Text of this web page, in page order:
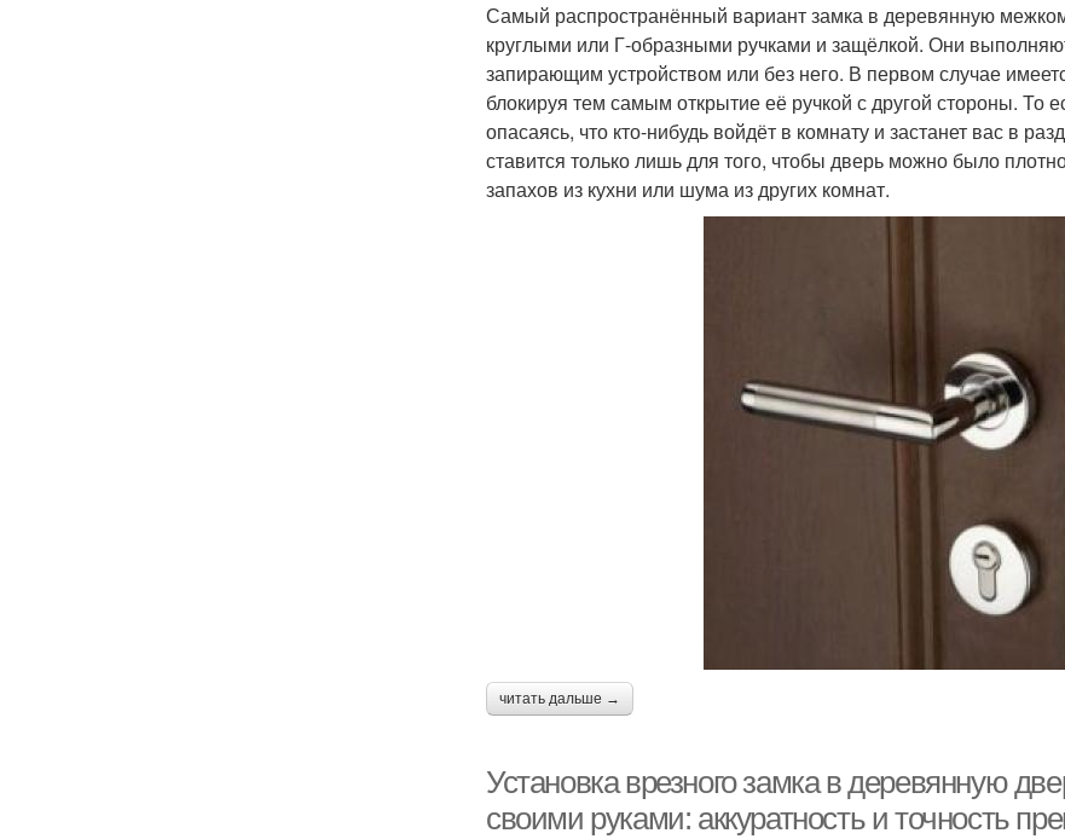
Самый распространённый вариант замка в деревянную
круглыми или Г-образными ручками и защёлкой. Они
запирающим устройством или без него. В первом случае
блокируя тем самым открытие её ручкой с другой стороны. То
опасаясь, что кто-нибудь войдёт в комнату и застанет вас в
ставится только лишь для того, чтобы дверь можно было
запахов из кухни или шума из других комнат.
читать дальше →
Установка врезного замка в деревянную
своими руками: аккуратность и точность